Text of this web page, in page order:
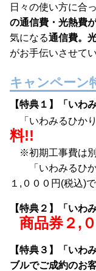
日々の使い方に合
の通信費・光熱費
気になる通信費。
がお手伝いさせて
キャンペーン
【特典１】「いわ
「いわみるひかり
料!!
※初期工事費は別
「いわみるひか
１,０００円(税込)で
【特典２】「いわ
商品券２,
【特典３】「いわ
ブルでご成約のお